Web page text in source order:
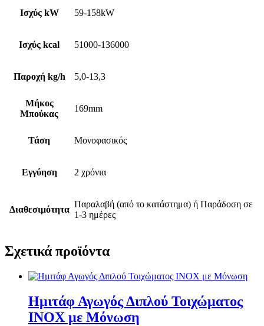
Ισχύς kW 59-158kW
Ισχύς kcal 51000-136000
Παροχή kg/h 5,0-13,3
Μήκος
Μπούκας
169mm
Τάση Μονοφασικός
Εγγύηση 2 χρόνια
Διαθεσιμότητα
Παραλαβή (από το κατάστημα) ή Παράδοση σε
1-3 ημέρες
Σχετικά προϊόντα
Ημιτάφ Αγωγός Διπλού Τοιχώματος
ΙΝΟΧ με Μόνωση